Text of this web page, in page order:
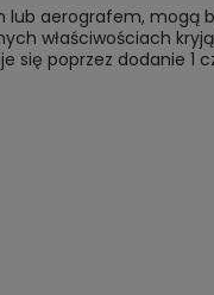
KOSZTÓW PŁATNOŚCI
lub aerografem, mogą
właściwościach
się poprzez dodanie 1